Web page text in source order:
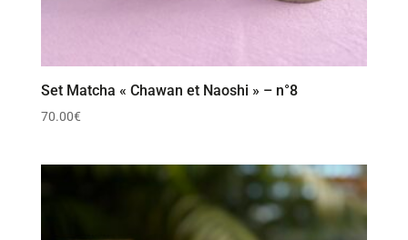
Set Matcha « Chawan et Naoshi » – n°8
70.00€